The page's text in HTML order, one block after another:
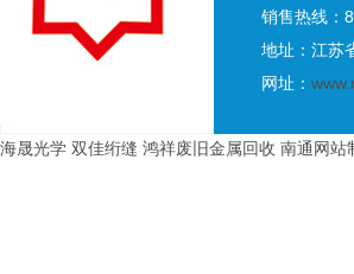
销售热线：
地址：江苏
网址：
海晟光学 双佳绗缝 鸿祥废旧金属回收 南通网站